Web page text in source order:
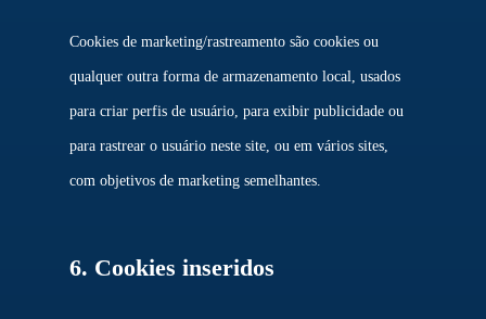
Cookies de marketing/rastreamento são cookies ou
qualquer outra forma de armazenamento local, usados
para criar perfis de usuário, para exibir publicidade ou
para rastrear o usuário neste site, ou em vários sites,
com objetivos de marketing semelhantes.
6. Cookies inseridos